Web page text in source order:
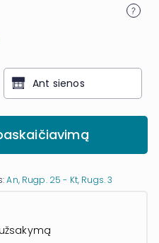
Ant sienos
An, Rugp. 25 - Kt, Rugs. 3